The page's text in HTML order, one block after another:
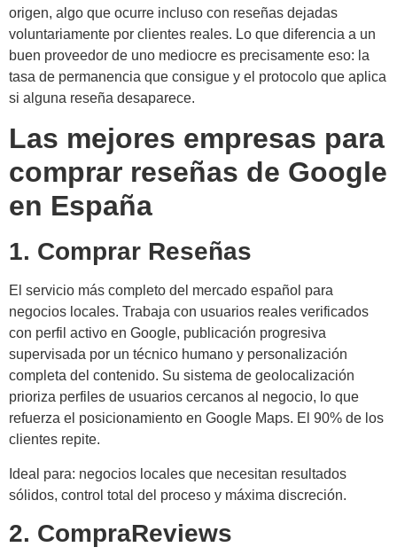
origen, algo que ocurre incluso con reseñas dejadas
voluntariamente por clientes reales. Lo que diferencia a un
buen proveedor de uno mediocre es precisamente eso: la
tasa de permanencia que consigue y el protocolo que aplica
si alguna reseña desaparece.
Las mejores empresas para
comprar reseñas de Google
en España
1. Comprar Reseñas
El servicio más completo del mercado español para
negocios locales. Trabaja con usuarios reales verificados
con perfil activo en Google, publicación progresiva
supervisada por un técnico humano y personalización
completa del contenido. Su sistema de geolocalización
prioriza perfiles de usuarios cercanos al negocio, lo que
refuerza el posicionamiento en Google Maps. El 90% de los
clientes repite.
Ideal para: negocios locales que necesitan resultados
sólidos, control total del proceso y máxima discreción.
2. CompraReviews